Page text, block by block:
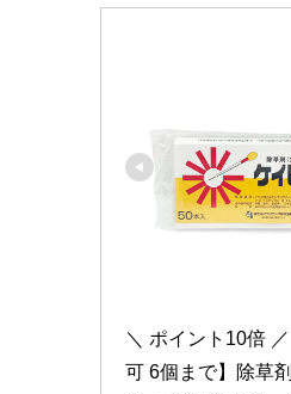
＼ ポイント10倍
可 6個まで】除草